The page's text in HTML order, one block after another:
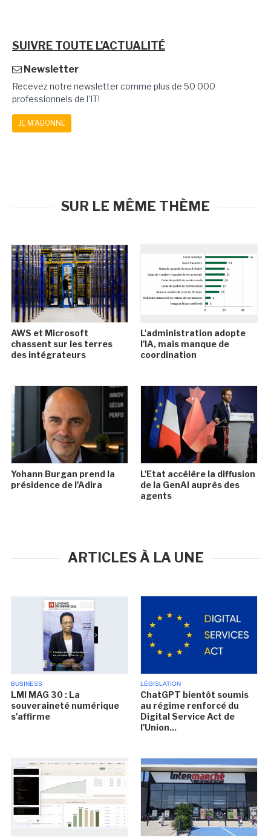
SUIVRE TOUTE L'ACTUALITÉ
Newsletter
Recevez notre newsletter comme plus de 50 000
professionnels de l'IT!
JE M'ABONNE
SUR LE MÊME THÈME
AWS et Microsoft
chassent sur les terres
des intégrateurs
L'administration adopte
l'IA, mais manque de
coordination
Yohann Burgan prend la
présidence de l'Adira
L'Etat accélère la diffusion
de la GenAI auprès des
agents
ARTICLES À LA UNE
BUSINESS
LMI MAG 30 : La
souveraineté numérique
s'affirme
LÉGISLATION
ChatGPT bientôt soumis
au régime renforcé du
Digital Service Act de
l'Union...